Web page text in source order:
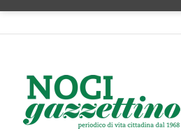
dolore di familiari
Vitiana D’Onghia,
scomparsa
giovedì 30 luglio
all’età di soli 21
polizia locale
riacceso il
dibattito pubblico
sul consumo di
sostanze